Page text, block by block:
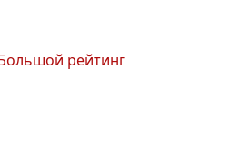
рейтинг